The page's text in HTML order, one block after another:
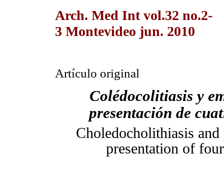
Arch. Med Int vol.32 no.2-
3 Montevideo jun. 2010
Artículo original
Colédocolitiasis y
presentación de
Choledocholithiasis and
presentation of